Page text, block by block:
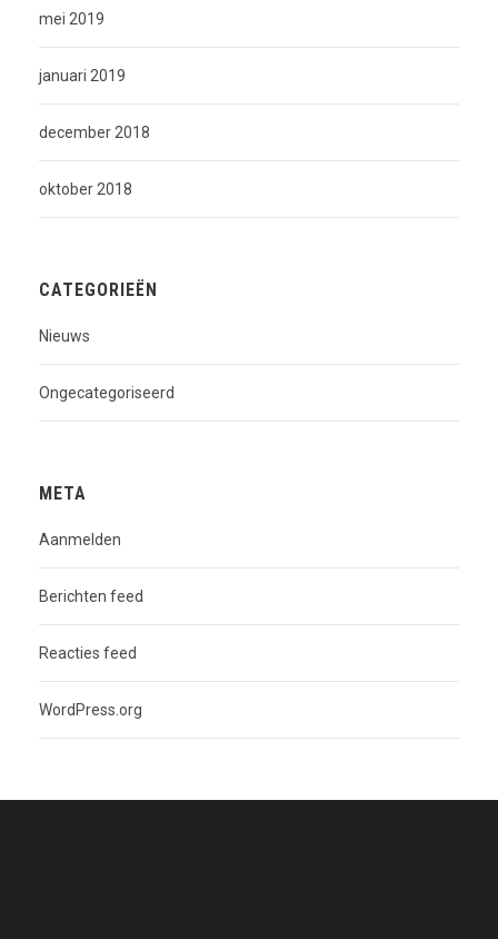
mei 2019
januari 2019
december 2018
oktober 2018
CATEGORIEËN
Nieuws
Ongecategoriseerd
META
Aanmelden
Berichten feed
Reacties feed
WordPress.org